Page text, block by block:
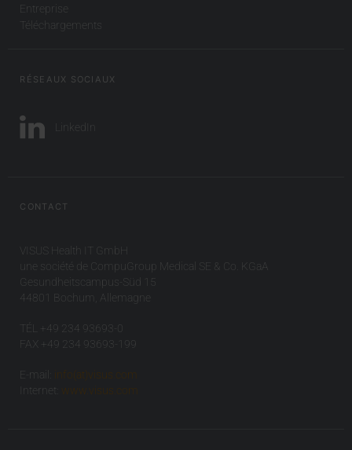
Entreprise
Téléchargements
RÉSEAUX SOCIAUX
LinkedIn
CONTACT
VISUS Health IT GmbH
une société de CompuGroup Medical SE & Co. KGaA
Gesundheitscampus-Süd 15
44801 Bochum, Allemagne
TÉL +49 234 93693-0
FAX +49 234 93693-199
E-mail:
info(at)visus.com
Internet:
www.visus.com